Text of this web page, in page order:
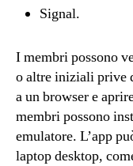
Signal.
I membri possono
o altre iniziali prive
a un browser e
membri possono
emulatore. L’app
laptop desktop,